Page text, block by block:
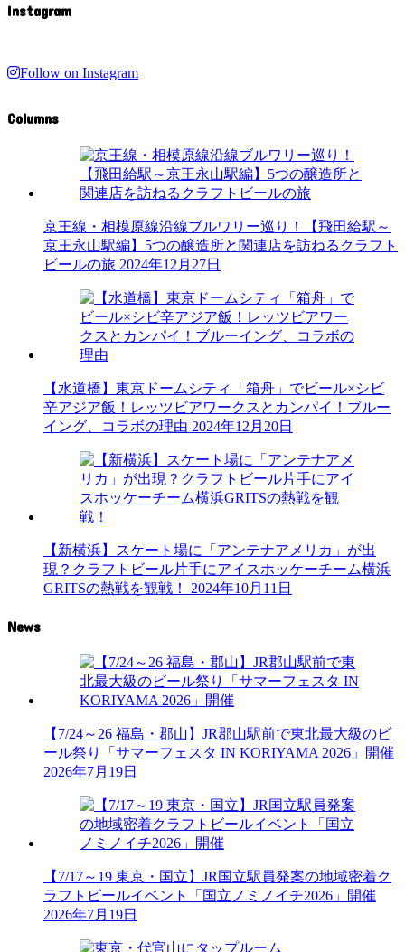
Instagram
Follow on Instagram
Columns
京王線・相模原線沿線ブルワリー巡り！【飛田給駅～
京王永山駅編】5つの醸造所と関連店を訪ねるクラフト
ビールの旅 2024年12月27日
【水道橋】東京ドームシティ「箱舟」でビール×シビ
辛アジア飯！レッツビアワークスとカンパイ！ブルー
イング、コラボの理由 2024年12月20日
【新横浜】スケート場に「アンテナアメリカ」が出
現？クラフトビール片手にアイスホッケーチーム横浜
GRITSの熱戦を観戦！
2024年10月11日
News
【7/24～26 福島・郡山】JR郡山駅前で東北最大級のビ
ール祭り「サマーフェスタ IN KORIYAMA 2026」開催
2026年7月19日
【7/17～19 東京・国立】JR国立駅員発案の地域密着ク
ラフトビールイベント「国立ノミノイチ2026」開催
2026年7月19日